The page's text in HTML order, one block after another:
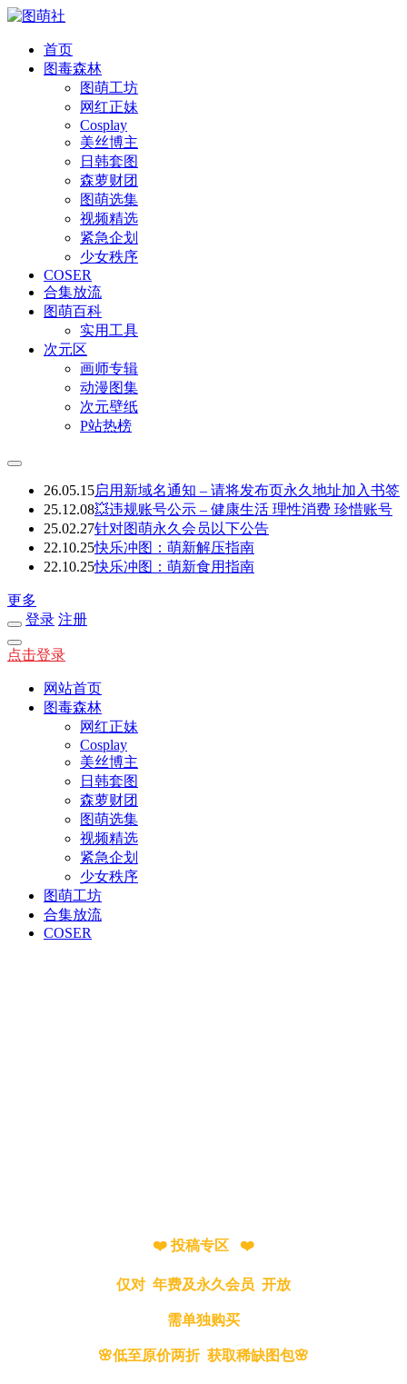
首页
图毒森林
图萌工坊
网红正妹
Cosplay
美丝博主
日韩套图
森萝财团
图萌选集
视频精选
紧急企划
少女秩序
COSER
合集放流
图萌百科
实用工具
次元区
画师专辑
动漫图集
次元壁纸
P站热榜
26.05.15启用新域名通知 – 请将发布页永久地址加入书签
25.12.08💥违规账号公示 – 健康生活 理性消费 珍惜账号
25.02.27针对图萌永久会员以下公告
22.10.25快乐冲图：萌新解压指南
22.10.25快乐冲图：萌新食用指南
更多
登录 注册
点击登录
网站首页
图毒森林
网红正妹
Cosplay
美丝博主
日韩套图
森萝财团
图萌选集
视频精选
紧急企划
少女秩序
图萌工坊
合集放流
COSER
❤️ 投稿专区 ❤️
仅对 年费及永久会员 开放
需单独购买
🌸低至原价两折 获取稀缺图包🌸